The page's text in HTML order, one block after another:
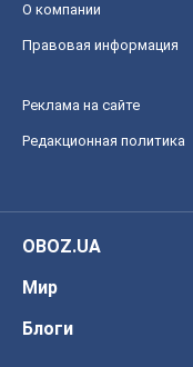
О компании
Правовая информация
Реклама на сайте
Редакционная политика
OBOZ.UA
Мир
Блоги